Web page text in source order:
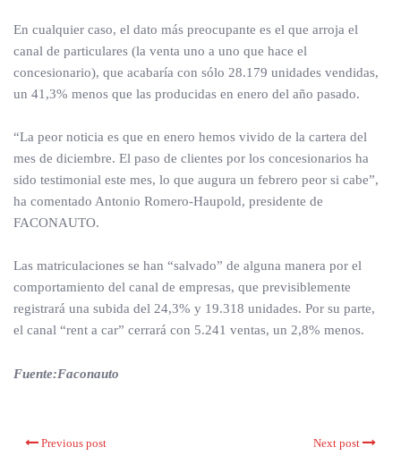
En cualquier caso, el dato más preocupante es el que arroja el
canal de particulares (la venta uno a uno que hace el
concesionario), que acabaría con sólo 28.179 unidades vendidas,
un 41,3% menos que las producidas en enero del año pasado.
“La peor noticia es que en enero hemos vivido de la cartera del
mes de diciembre. El paso de clientes por los concesionarios ha
sido testimonial este mes, lo que augura un febrero peor si cabe”,
ha comentado Antonio Romero-Haupold, presidente de
FACONAUTO.
Las matriculaciones se han “salvado” de alguna manera por el
comportamiento del canal de empresas, que previsiblemente
registrará una subida del 24,3% y 19.318 unidades. Por su parte,
el canal “rent a car” cerrará con 5.241 ventas, un 2,8% menos.
Fuente:Faconauto
Previous post Next post